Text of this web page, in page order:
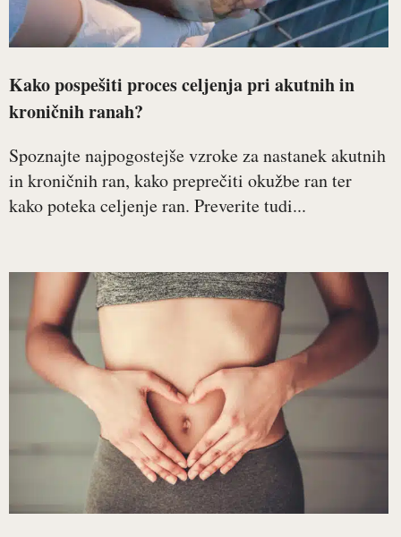
Kako pospešiti proces celjenja pri akutnih in
kroničnih ranah?
Spoznajte najpogostejše vzroke za nastanek akutnih
in kroničnih ran, kako preprečiti okužbe ran ter
kako poteka celjenje ran. Preverite tudi...